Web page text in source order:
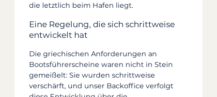
die letztlich beim Hafen liegt.
Eine Regelung, die sich schrittweise
entwickelt hat
Die griechischen Anforderungen an
Bootsführerscheine waren nicht in Stein
gemeißelt: Sie wurden schrittweise
verschärft, und unser Backoffice verfolgt